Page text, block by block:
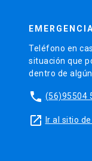
Teléfono en
situación que
dentro de
phone (56)95504
launch Ir al sitio